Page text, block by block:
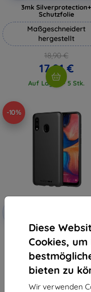
Diese
Cookies,
bieten zu
Wir verwenden
3mk Silverprotection+
Schutzfolie
Maßgeschneidert
hergestellt
18,90 €
17,01 €
Auf Lager > 5 Stk.
-10%
Tech21 Studio Colour
Samsung Galaxy A20,
32,90 €
29,62 €